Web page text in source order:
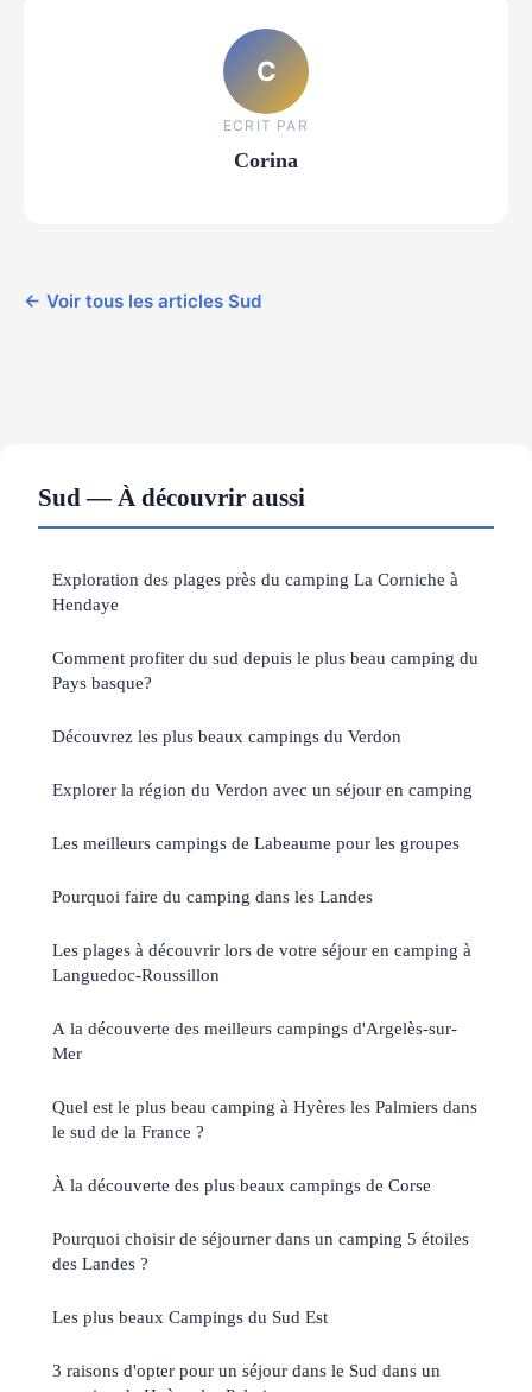
C
ECRIT PAR
Corina
← Voir tous les articles Sud
Sud — À découvrir aussi
Exploration des plages près du camping La Corniche à
Hendaye
Comment profiter du sud depuis le plus beau camping du
Pays basque?
Découvrez les plus beaux campings du Verdon
Explorer la région du Verdon avec un séjour en camping
Les meilleurs campings de Labeaume pour les groupes
Pourquoi faire du camping dans les Landes
Les plages à découvrir lors de votre séjour en camping à
Languedoc-Roussillon
A la découverte des meilleurs campings d'Argelès-sur-
Mer
Quel est le plus beau camping à Hyères les Palmiers dans
le sud de la France ?
À la découverte des plus beaux campings de Corse
Pourquoi choisir de séjourner dans un camping 5 étoiles
des Landes ?
Les plus beaux Campings du Sud Est
3 raisons d'opter pour un séjour dans le Sud dans un